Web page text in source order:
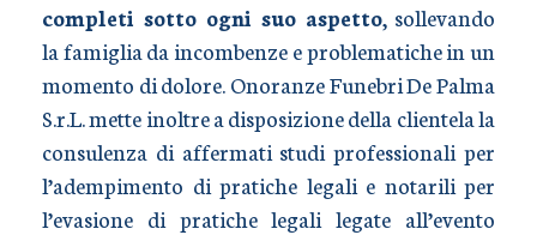
completi sotto ogni suo aspetto, sollevando
la famiglia da incombenze e problematiche in un
momento di dolore. Onoranze Funebri De Palma
S.r.L. mette inoltre a disposizione della clientela la
consulenza di affermati studi professionali per
l’adempimento di pratiche legali e notarili per
l’evasione di pratiche legali legate all’evento